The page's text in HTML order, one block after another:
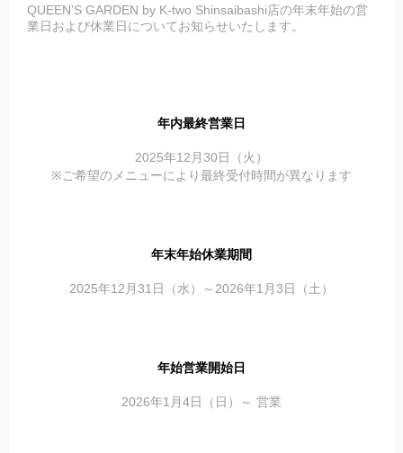
QUEEN’S GARDEN by K-two Shinsaibashi店の年末年始の営
業日および休業日についてお知らせいたします。
年内最終営業日
2025年12月30日（火）
※ご希望のメニューにより最終受付時間が異なります
年末年始休業期間
2025年12月31日（水）～2026年1月3日（土）
年始営業開始日
2026年1月4日（日）～ 営業